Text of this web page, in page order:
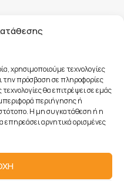
χρησιμοποιούμε τεχνολογίες
πρόσβαση σε πληροφορίες
θα επιτρέψει σε εμάς
περιήγησης ή
Η μη συγκατάθεση ή η
αρνητικά ορισμένες